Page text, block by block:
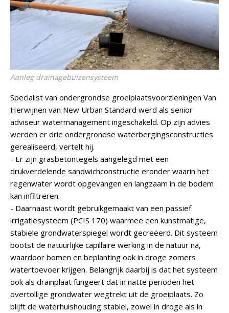
Aanleg drainagebuizensysteem
Specialist van ondergrondse groeiplaatsvoorzieningen Van
Herwijnen van New Urban Standard werd als senior
adviseur watermanagement ingeschakeld. Op zijn advies
werden er drie ondergrondse waterbergingsconstructies
gerealiseerd, vertelt hij.
- Er zijn grasbetontegels aangelegd met een
drukverdelende sandwichconstructie eronder waarin het
regenwater wordt opgevangen en langzaam in de bodem
kan infiltreren.
- Daarnaast wordt gebruikgemaakt van een passief
irrigatiesysteem (PCIS 170) waarmee een kunstmatige,
stabiele grondwaterspiegel wordt gecreëerd. Dit systeem
bootst de natuurlijke capillaire werking in de natuur na,
waardoor bomen en beplanting ook in droge zomers
watertoevoer krijgen. Belangrijk daarbij is dat het systeem
ook als drainplaat fungeert dat in natte perioden het
overtollige grondwater wegtrekt uit de groeiplaats. Zo
blijft de waterhuishouding stabiel, zowel in droge als in